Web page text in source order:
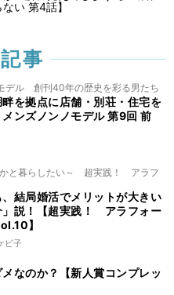
い 第4話】
事
デル 創刊40年の歴史を彩る男たち
を拠点に店舗・別荘・住宅を
ンズノンノモデル 第9回 前
と暮らしたい～ 超実践！ アラフ
結局婚活でメリットが大きい
」説！【超実践！ アラフォー
】
ビ子
メなのか？【新人賞コンプレッ